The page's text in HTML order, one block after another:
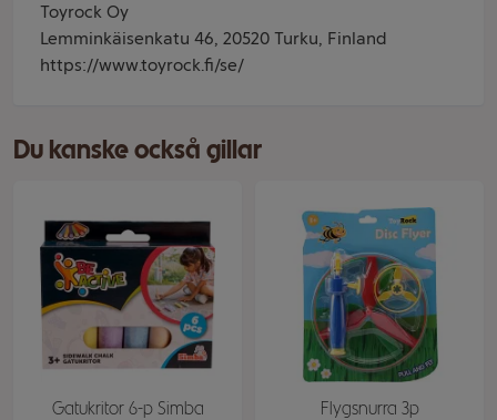
Toyrock Oy
Lemminkäisenkatu 46, 20520 Turku, Finland
https://www.toyrock.fi/se/
Du kanske också gillar
Gatukritor 6-p Simba Flygsnurra 3p